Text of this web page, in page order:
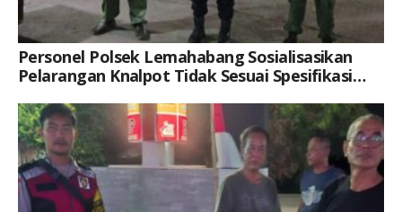
Personel Polsek Lemahabang Sosialisasikan
Pelarangan Knalpot Tidak Sesuai Spesifikasi
Keterangan Gambar: Brigpol Restu Khoerul Akbar, Saat Kegiatan